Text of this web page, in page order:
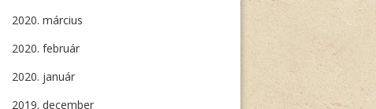
2020. március
2020. február
2020. január
2019. december